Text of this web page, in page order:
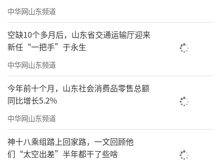
中华网山东频道
空缺10个多月后，山东省交通运输厅迎来
新任“一把手”于永生
中华网山东频道
今年前十个月，山东社会消费品零售总额
同比增长5.2%
中华网山东频道
神十八乘组踏上回家路，一文回顾他
们“太空出差”半年都干了些啥